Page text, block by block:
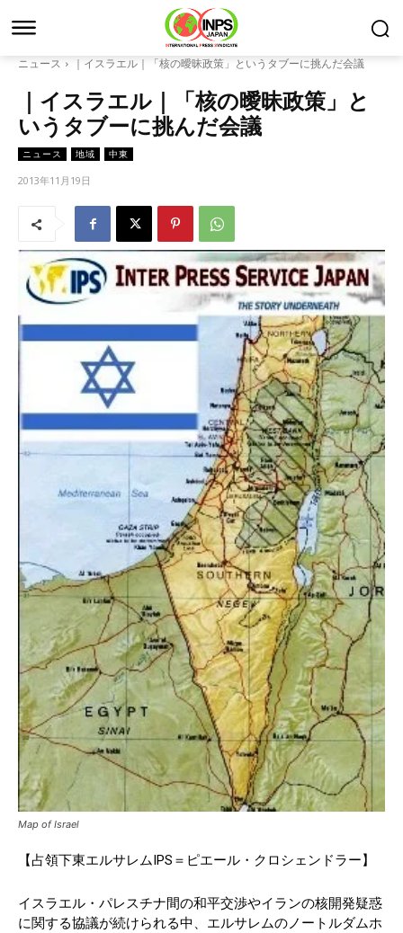
ニュース ｜イスラエル｜「核の曖昧政策」というタブーに挑んだ会議
｜イスラエル｜「核の曖昧政策」と
いうタブーに挑んだ会議
ニュース 地域 中東
2013年11月19日
Map of Israel
【占領下東エルサレムIPS＝ピエール・クロシェンドラー】
イスラエル・パレスチナ間の和平交渉やイランの核開発疑惑
に関する協議が続けられる中、エルサレムのノートルダムホ